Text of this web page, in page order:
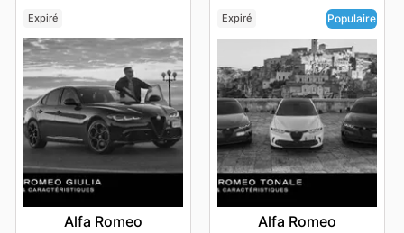
Expiré
Alfa Romeo
Expiré Populaire
Alfa Romeo